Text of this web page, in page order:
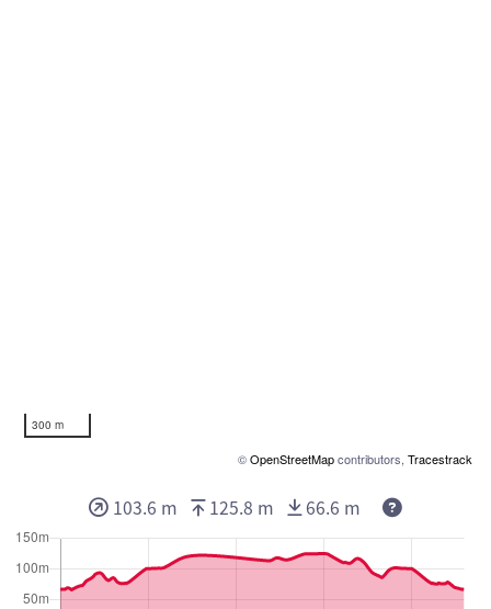
300 m
©OpenStreetMapcontributors, Tracestrack
103.6 m 125.8 m 66.6 m